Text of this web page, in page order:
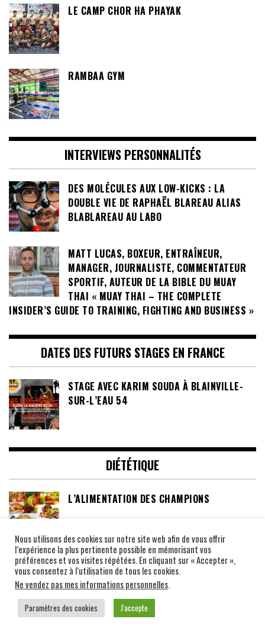
LE CAMP CHOR HA PHAYAK
RAMBAA GYM
INTERVIEWS PERSONNALITÉS
DES MOLÉCULES AUX LOW-KICKS : LA
DOUBLE VIE DE RAPHAËL BLAREAU ALIAS
BLABLAREAU AU LABO
MATT LUCAS, BOXEUR, ENTRAÎNEUR,
MANAGER, JOURNALISTE, COMMENTATEUR
SPORTIF, AUTEUR DE LA BIBLE DU MUAY
THAI « MUAY THAI – THE COMPLETE
INSIDER’S GUIDE TO TRAINING, FIGHTING AND BUSINESS »
DATES DES FUTURS STAGES EN FRANCE
STAGE AVEC KARIM SOUDA À BLAINVILLE-
SUR-L’EAU 54
DIÉTÉTIQUE
L’ALIMENTATION DES CHAMPIONS
LES TEMPS DE DIGESTION (ECRIT PAR
FABRICE ALLOUCHE)
Nous utilisons des cookies sur notre site web afin de vous offrir
l’expérience la plus pertinente possible en mémorisant vos
préférences et vos visites répétées. En cliquant sur « Accepter »,
vous consentez à l’utilisation de tous les cookies.
Ne vendez pas mes informations personnelles.
Paramètres des cookies J'accepte